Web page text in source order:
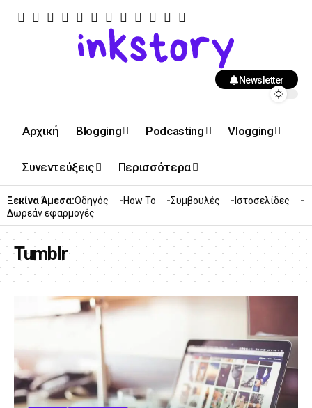
Newsletter
Αρχική Blogging Podcasting Vlogging
Συνεντεύξεις Περισσότερα
Ξεκίνα Άμεσα:Οδηγός How To Συμβουλές
Ιστοσελίδες
Δωρεάν εφαρμογές
Tumblr